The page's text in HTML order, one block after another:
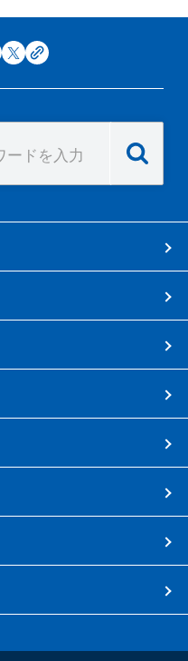
facebook
x copy